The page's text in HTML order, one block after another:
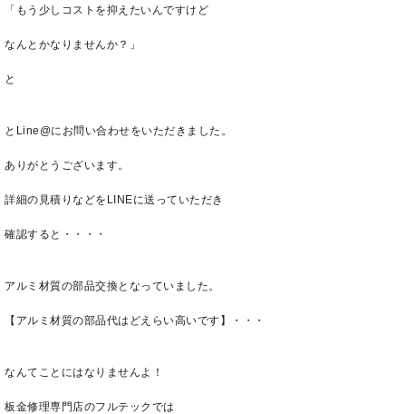
「もう少しコストを抑えたいんですけど
なんとかなりませんか？」
と
とLine@にお問い合わせをいただきました。
ありがとうございます。
詳細の見積りなどをLINEに送っていただき
確認すると・・・・
アルミ材質の部品交換となっていました。
【アルミ材質の部品代はどえらい高いです】・・・
なんてことにはなりませんよ！
板金修理専門店のフルテックでは